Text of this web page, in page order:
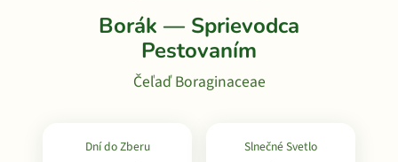
Borák — Sprievodca
Pestovaním
Čeľaď Boraginaceae
Dní do Zberu Slnečné Svetlo